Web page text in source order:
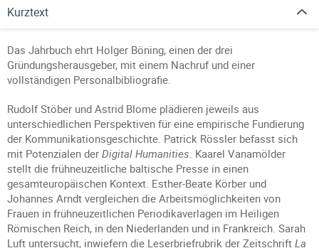
Kurztext
Das Jahrbuch ehrt Holger Böning, einen der drei
Gründungsherausgeber, mit einem Nachruf und einer
vollständigen Personalbibliografie.
Rudolf Stöber und Astrid Blome plädieren jeweils aus
unterschiedlichen Perspektiven für eine empirische Fundierung
der Kommunikationsgeschichte. Patrick Rössler befasst sich
mit Potenzialen der Digital Humanities. Kaarel Vanamölder
stellt die frühneuzeitliche baltische Presse in einen
gesamteuropäischen Kontext. Esther-Beate Körber und
Johannes Arndt vergleichen die Arbeitsmöglichkeiten von
Frauen in frühneuzeitlichen Periodikaverlagen im Heiligen
Römischen Reich, in den Niederlanden und in Frankreich. Sarah
Luft untersucht, inwiefern die Leserbriefrubrik der Zeitschrift La